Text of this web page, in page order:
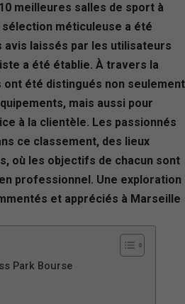
meilleures salles de sport à
méticuleuse a été
laissés par les utilisateurs
a été établie. À travers la
été distingués non seulement
mais aussi pour
à la clientèle. Les passionnés
ce classement, des lieux
où les objectifs de chacun sont
professionnel. Une exploration
et appréciés à Marseille
Park Bourse